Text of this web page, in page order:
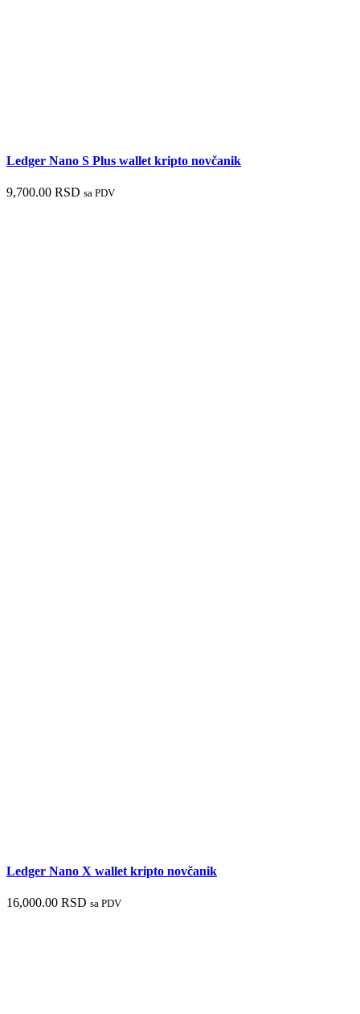
Ledger Nano S Plus wallet kripto novčanik
9,700.00 RSD sa PDV
Ledger Nano X wallet kripto novčanik
16,000.00 RSD sa PDV